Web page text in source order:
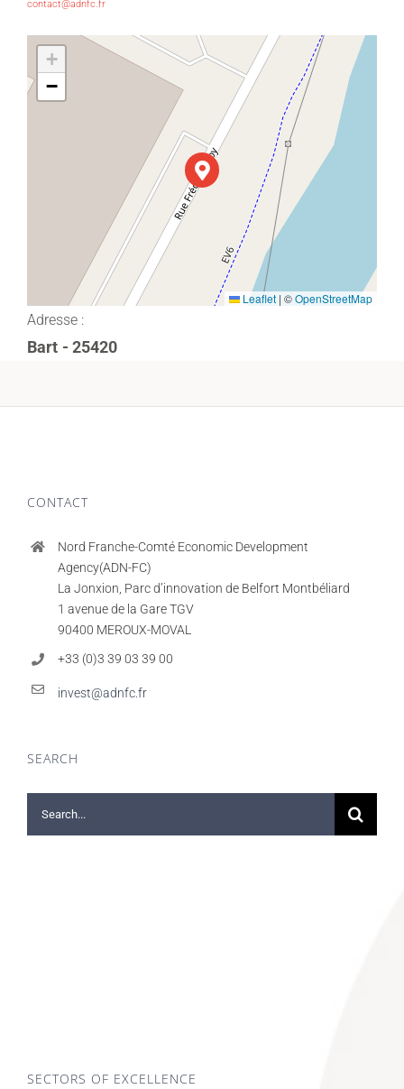
contact@adnfc.fr
+
−
Leaflet | ©OpenStreetMap
Adresse :
Bart - 25420
CONTACT
Nord Franche-Comté Economic Development
Agency(ADN-FC)
La Jonxion, Parc d’innovation de Belfort Montbéliard
1 avenue de la Gare TGV
90400 MEROUX-MOVAL
+33 (0)3 39 03 39 00
invest@adnfc.fr
SEARCH
Search
for:
SECTORS OF EXCELLENCE